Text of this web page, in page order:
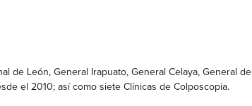
León, General Irapuato, General Celaya, General
el 2010; así como siete Clínicas de Colposcopia.